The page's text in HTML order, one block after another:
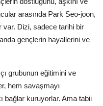
arasında Park Seo-joon,
Dizi, sadece tarihi bir
gençlerin hayallerini ve
grubunun eğitimini ve
hem savaşmayı
bağlar kuruyorlar. Ama tabii